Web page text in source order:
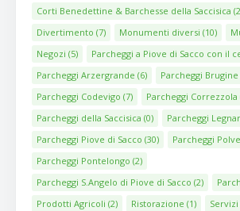
Corti Benedettine & Barchesse della Saccisica
Divertimento (7) Monumenti diversi (10)
Negozi (5) Parcheggi a Piove di Sacco con il
Parcheggi Arzergrande (6) Parcheggi Brugine
Parcheggi Codevigo (7) Parcheggi Correzzola
Parcheggi della Saccisica (0) Parcheggi
Parcheggi Piove di Sacco (30) Parcheggi
Parcheggi Pontelongo (2)
Parcheggi S.Angelo di Piove di Sacco (2)
Prodotti Agricoli (2) Ristorazione (1) Servizi